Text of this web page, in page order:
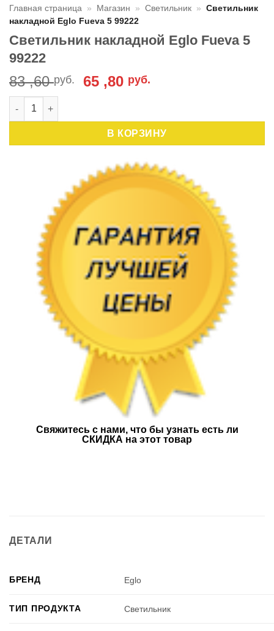
Главная страница » Магазин » Светильник »
Светильник
накладной Eglo Fueva 5 99222
Светильник накладной Eglo Fueva 5
99222
83 ,60руб.
Первоначальная
83
,60 руб..
65 ,80 руб.
,80 руб..
Количество товара Светильник накладной Eglo Fueva 5
В КОРЗИНУ
Свяжитесь с нами, что бы узнать есть ли
СКИДКА на этот товар
ДЕТАЛИ
БРЕНД Eglo
ТИП ПРОДУКТА Светильник